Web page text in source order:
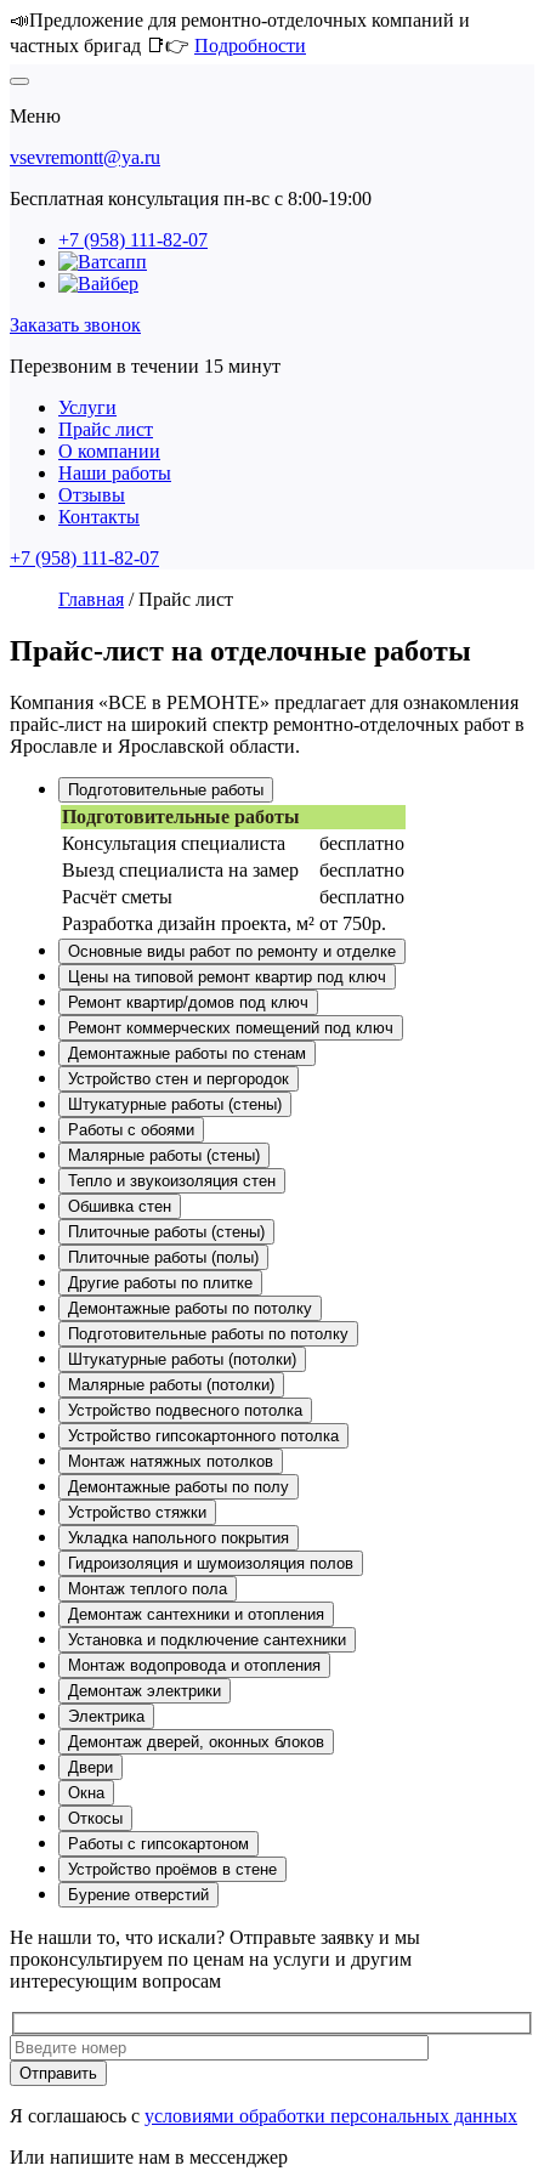
📣Предложение для ремонтно-отделочных компаний и
частных бригад 📑👉 Подробности
Меню
vsevremontt@ya.ru
Бесплатная консультация пн-вс с 8:00-19:00
+7 (958) 111-82-07
Заказать звонок
Перезвоним в течении 15 минут
Услуги
Прайс лист
О компании
Наши работы
Отзывы
Контакты
+7 (958) 111-82-07
Главная /Прайс лист
Прайс-лист на отделочные работы
Компания «ВСЕ в РЕМОНТЕ» предлагает для ознакомления
прайс-лист на широкий спектр ремонтно-отделочных работ в
Ярославле и Ярославской области.
Подготовительные работы
Подготовительные работы
Консультация специалиста
бесплатно
Выезд специалиста на замер
бесплатно
Расчёт сметы
бесплатно
Разработка дизайн проекта, м² от 750р.
Основные виды работ по ремонту и отделке
Цены на типовой ремонт квартир под ключ
Ремонт квартир/домов под ключ
Ремонт коммерческих помещений под ключ
Демонтажные работы по стенам
Устройство стен и пергородок
Штукатурные работы (стены)
Работы с обоями
Малярные работы (стены)
Тепло и звукоизоляция стен
Обшивка стен
Плиточные работы (стены)
Плиточные работы (полы)
Другие работы по плитке
Демонтажные работы по потолку
Подготовительные работы по потолку
Штукатурные работы (потолки)
Малярные работы (потолки)
Устройство подвесного потолка
Устройство гипсокартонного потолка
Монтаж натяжных потолков
Демонтажные работы по полу
Устройство стяжки
Укладка напольного покрытия
Гидроизоляция и шумоизоляция полов
Монтаж теплого пола
Демонтаж сантехники и отопления
Установка и подключение сантехники
Монтаж водопровода и отопления
Демонтаж электрики
Электрика
Демонтаж дверей, оконных блоков
Двери
Окна
Откосы
Работы с гипсокартоном
Устройство проёмов в стене
Бурение отверстий
Не нашли то, что искали? Отправьте заявку и мы
проконсультируем по ценам на услуги и другим
интересующим вопросам
Отправить
Я соглашаюсь с условиями обработки персональных данных
Или напишите нам в мессенджер